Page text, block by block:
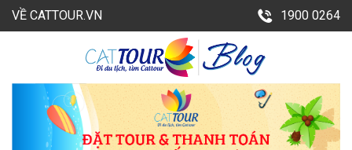
VỀ CATTOUR.VN 1900 0264